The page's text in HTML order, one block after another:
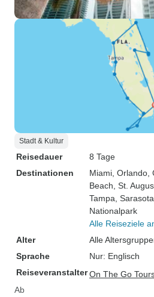
Stadt & Kultur
Reisedauer
8 Tage
Destinationen
Miami , Orlando
Beach , St.
Tampa , Sarasota
Nationalpark
Alle Reiseziele
Alter
Alle
Sprache
Nur: Englisch
ReiseveranstalterOn The Go
Ab